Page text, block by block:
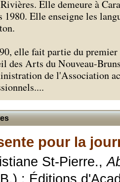
Elle demeure à
1980. Elle enseigne les
elle fait partie du
des Arts du Nouveau-
de l'Association
...
pour la
St-Pierre.,
: Éditions